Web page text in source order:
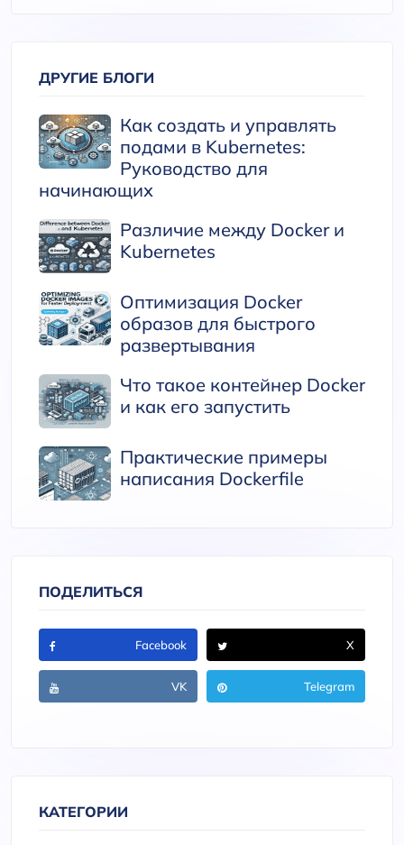
ДРУГИЕ БЛОГИ
Как создать и управлять
подами в Kubernetes:
Руководство для
начинающих
Различие между Docker и
Kubernetes
Оптимизация Docker
образов для быстрого
развертывания
Что такое контейнер Docker
и как его запустить
Практические примеры
написания Dockerfile
ПОДЕЛИТЬСЯ
Facebook X
VK Telegram
КАТЕГОРИИ